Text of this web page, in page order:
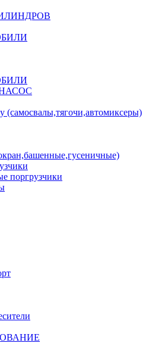
(самосвалы,тягочи,автомиксеры)
поргрузчики